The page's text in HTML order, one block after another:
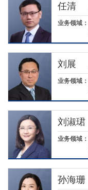
任清
业务领域：
刘展
业务领域：
刘淑珺
业务领域：
孙海珊